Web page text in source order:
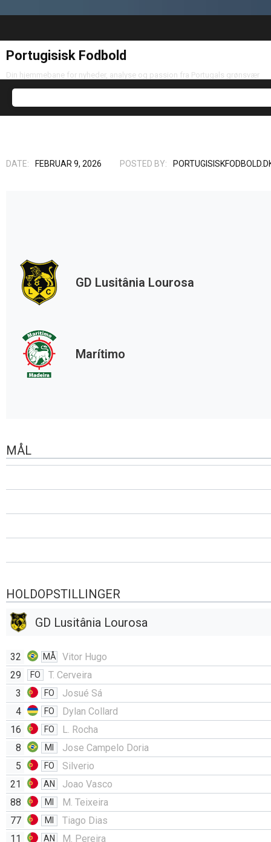
Portugisisk Fodbold
Din hjemmebane for nyheder, analyse og passion fra Portugals grønsvær
DATE: FEBRUAR 9, 2026 POSTED BY:
GD Lusitânia Lourosa
Marítimo
MÅL
HOLDOPSTILLINGER
GD Lusitânia Lourosa
32 MÅ
Vitor Hugo
29
FO
T. Cerveira
3
FO
Josué Sá
4
FO
Dylan Collard
16
FO
L. Rocha
8
MI
Jose Campelo Doria
5
FO
Silverio
21
AN
Joao Vasco
88
MI
M. Teixeira
77
MI
Tiago Dias
11
AN M. Pereira